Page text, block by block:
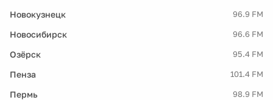
Новокузнецк 96.9 FM
Новосибирск 96.6 FM
Озёрск 95.4 FM
Пенза 101.4 FM
Пермь 98.9 FM